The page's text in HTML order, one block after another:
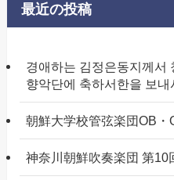
最近の投稿
경애하는 김정은동지께서
향악단에 축하서한을 보내
朝鮮大学校管弦楽団OB・
神奈川朝鮮吹奏楽団 第10